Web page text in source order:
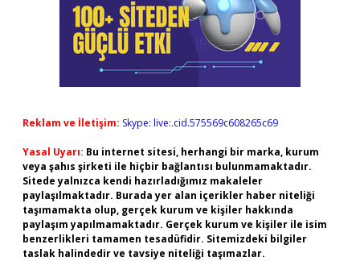
Reklam ve İletişim: Skype: live:.cid.575569c608265c69
Yasal Uyarı: Bu internet sitesi, herhangi bir marka, kurum
veya şahıs şirketi ile hiçbir bağlantısı bulunmamaktadır.
Sitede yalnızca kendi hazırladığımız makaleler
paylaşılmaktadır. Burada yer alan içerikler haber niteliği
taşımamakta olup, gerçek kurum ve kişiler hakkında
paylaşım yapılmamaktadır. Gerçek kurum ve kişiler ile isim
benzerlikleri tamamen tesadüfidir. Sitemizdeki bilgiler
taslak halindedir ve tavsiye niteliği taşımazlar.